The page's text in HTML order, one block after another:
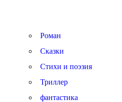
Роман
Сказки
Стихи и поэзия
Триллер
фантастика